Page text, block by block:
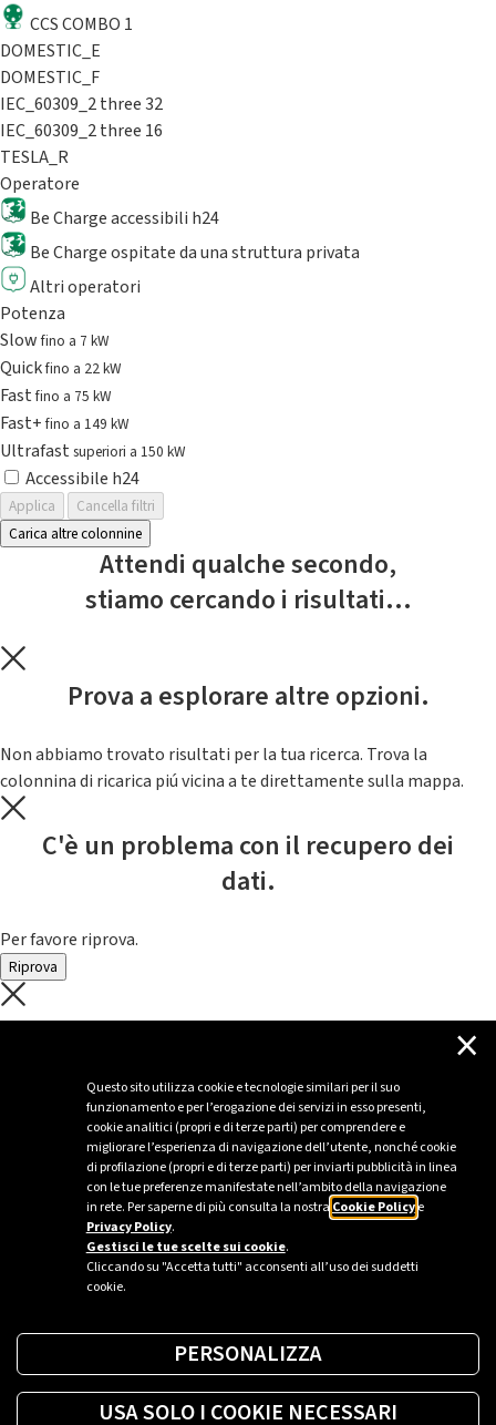
Questo sito utilizza cookie e tecnologie similari per il suo
funzionamento e per l’erogazione dei servizi in esso presenti,
cookie analitici (propri e di terze parti) per comprendere e
migliorare l’esperienza di navigazione dell’utente, nonché cookie
di profilazione (propri e di terze parti) per inviarti pubblicità in linea
con le tue preferenze manifestate nell’ambito della navigazione
in rete. Per saperne di più consulta la nostra Cookie Policye
Privacy Policy.
Gestisci le tue scelte sui cookie.
Cliccando su "Accetta tutti" acconsenti all’uso dei suddetti
cookie.
×
PERSONALIZZA
USA SOLO I COOKIE NECESSARI
CCS COMBO 1
DOMESTIC_E
DOMESTIC_F
IEC_60309_2 three 32
IEC_60309_2 three 16
TESLA_R
Operatore
Be Charge accessibili h24
Be Charge ospitate da una struttura privata
Altri operatori
Potenza
Slowfino a 7 kW
Quickfino a 22 kW
Fastfino a 75 kW
Fast+fino a 149 kW
Ultrafast superiori a 150 kW
Accessibile h24
Applica
Cancella filtri
Carica altre colonnine
Attendi qualche secondo,
stiamo cercando i risultati...
Prova a esplorare altre opzioni.
Non abbiamo trovato risultati per la tua ricerca. Trova la
colonnina di ricarica piú vicina a te direttamente sulla mappa.
C'è un problema con il recupero dei
dati.
Per favore riprova.
Riprova
C'è un problema con il recupero dei
Per favore riprova piú tardi
Sei un’azienda o una PA?
Trova la soluzione più giusta per te.
Richiedi una colonnina